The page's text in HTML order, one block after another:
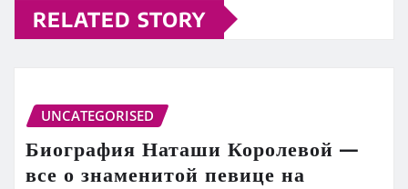
RELATED STORY
UNCATEGORISED
Биография Наташи Королевой —
все о знаменитой певице на